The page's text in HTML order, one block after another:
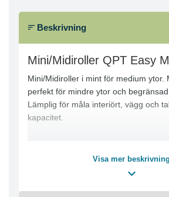
Beskrivning
Mini/Midiroller QPT Easy
Mini/Midiroller i mint för medium ytor.
perfekt för mindre ytor och
Lämplig för måla interiört, vägg och
kapacitet.
Visa mer beskrivning